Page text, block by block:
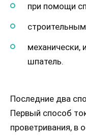
при помощи
механически,
шпатель.
Последние два
Первый способ
проветривания, в